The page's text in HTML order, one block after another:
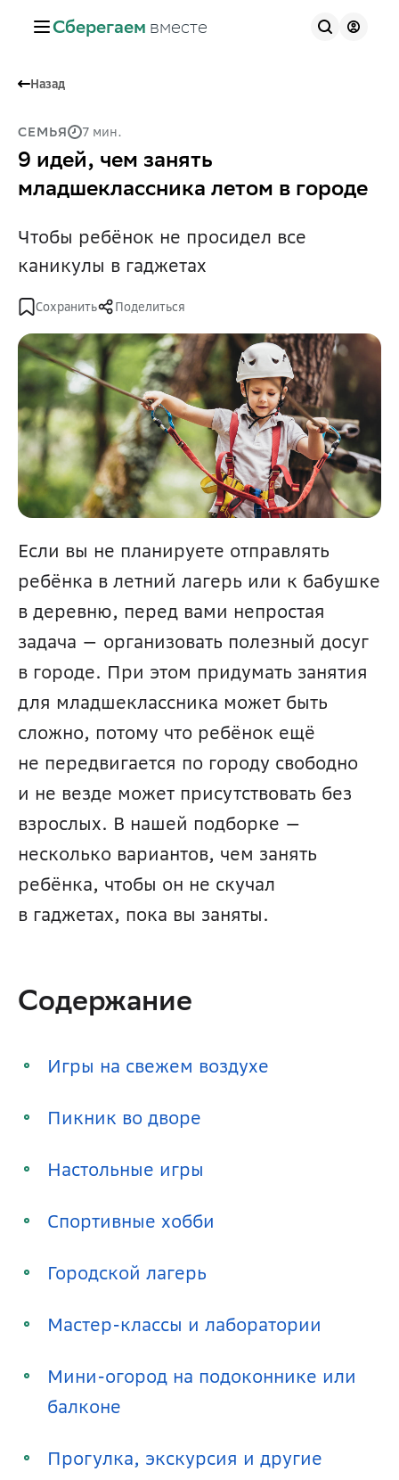
Сберегаем вместе
Назад
СЕМЬЯ 7 мин.
9 идей, чем занять
младшеклассника летом в городе
Чтобы ребёнок не просидел все
каникулы в гаджетах
Сохранить Поделиться
Если вы не планируете отправлять
ребёнка в летний лагерь или к бабушке
в деревню, перед вами непростая
задача — организовать полезный досуг
в городе. При этом придумать занятия
для младшеклассника может быть
сложно, потому что ребёнок ещё
не передвигается по городу свободно
и не везде может присутствовать без
взрослых. В нашей подборке —
несколько вариантов, чем занять
ребёнка, чтобы он не скучал
в гаджетах, пока вы заняты.
Содержание
Игры на свежем воздухе
Пикник во дворе
Настольные игры
Спортивные хобби
Городской лагерь
Мастер-классы и лаборатории
Мини-огород на подоконнике или
балконе
Прогулка, экскурсия и другие